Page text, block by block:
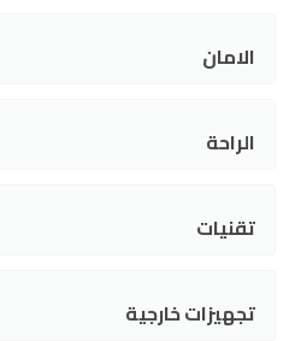
الامان
الراحة
تقنيات
تجهيزات خارجية